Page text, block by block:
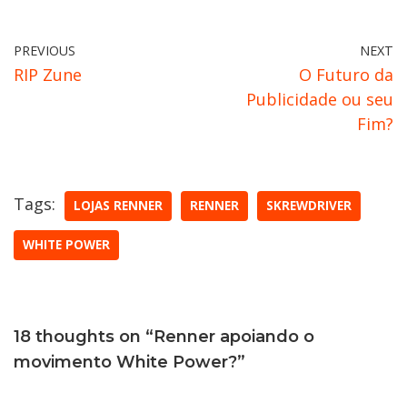
PREVIOUS
RIP Zune
NEXT
O Futuro da
Publicidade ou seu
Fim?
Tags: LOJAS RENNER RENNER SKREWDRIVER
WHITE POWER
18 thoughts on “Renner apoiando o
movimento White Power?”